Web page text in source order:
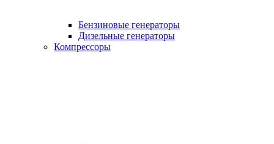
Бензиновые генераторы
Дизельные генераторы
Компрессоры